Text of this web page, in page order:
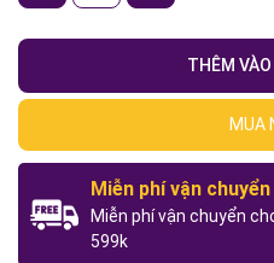
THÊM
MUA
Miễn phí vận chuyển
Miễn phí vận chuyển
599k